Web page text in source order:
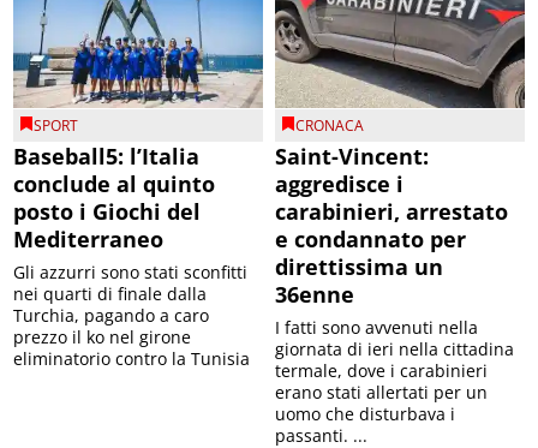
SPORT
Baseball5: l’Italia
conclude al quinto
posto i Giochi del
Mediterraneo
Gli azzurri sono stati sconfitti
nei quarti di finale dalla
Turchia, pagando a caro
prezzo il ko nel girone
eliminatorio contro la Tunisia
CRONACA
Saint-Vincent:
aggredisce i
carabinieri, arrestato
e condannato per
direttissima un
36enne
I fatti sono avvenuti nella
giornata di ieri nella cittadina
termale, dove i carabinieri
erano stati allertati per un
uomo che disturbava i
passanti. ...